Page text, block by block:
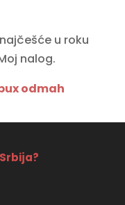
u roku
nalog.
odmah